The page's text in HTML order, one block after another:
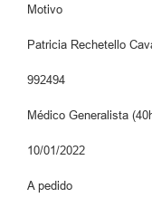
Motivo
Patricia Rechetello
992494
Médico Generalista
10/01/2022
A pedido